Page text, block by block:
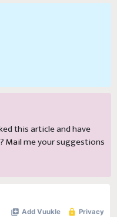
this article and have
Mailme your suggestions